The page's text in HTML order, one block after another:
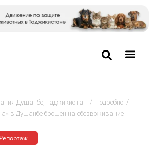
Душанбе, Таджикистан / Подробно /
в Душанбе брошен на обезвоживание
Репортаж